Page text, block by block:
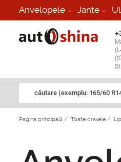
Anvelopele Jante
căutare (exemplu: 165/60
Pagina principală / Toate orașele /